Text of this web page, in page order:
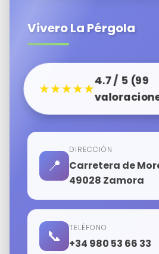
Vivero La Pérgola
★★★★★4.7 / 5 (99
📍
DIRECCIÓN
Carretera de
49028 Zamora
📞 TELÉFONO
+34 980 53 66 33